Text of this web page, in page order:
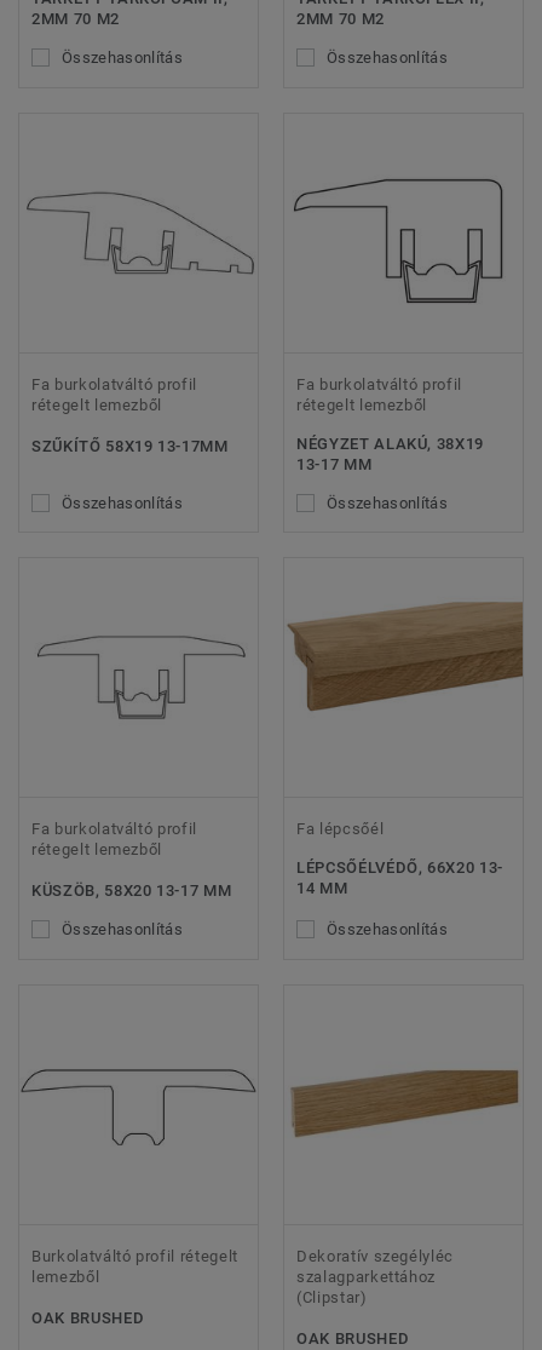
2MM 70 M2
Összehasonlítás
2MM 70 M2
Összehasonlítás
Fa burkolatváltó profil
rétegelt lemezből
SZŰKÍTŐ 58X19 13-17MM
Összehasonlítás
Fa burkolatváltó profil
rétegelt lemezből
NÉGYZET ALAKÚ, 38X19
13-17 MM
Összehasonlítás
Fa burkolatváltó profil
rétegelt lemezből
KÜSZÖB, 58X20 13-17 MM
Összehasonlítás
Fa lépcsőél
LÉPCSŐÉLVÉDŐ, 66X20 13-
14 MM
Összehasonlítás
Burkolatváltó profil rétegelt
lemezből
OAK BRUSHED
Dekoratív szegélyléc
szalagparkettához
(Clipstar)
OAK BRUSHED